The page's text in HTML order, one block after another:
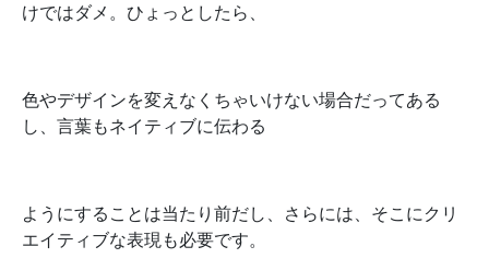
けではダメ。ひょっとしたら、
色やデザインを変えなくちゃいけない場合だってある
し、言葉もネイティブに伝わる
ようにすることは当たり前だし、さらには、そこにクリ
エイティブな表現も必要です。